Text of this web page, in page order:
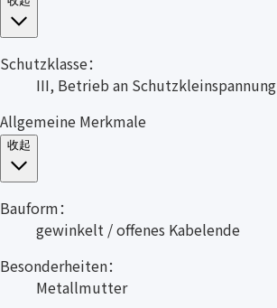
Schutzklasse：
III, Betrieb an Schutzkleinspannung
Allgemeine Merkmale
收起
Bauform：
gewinkelt / offenes Kabelende
Besonderheiten：
Metallmutter